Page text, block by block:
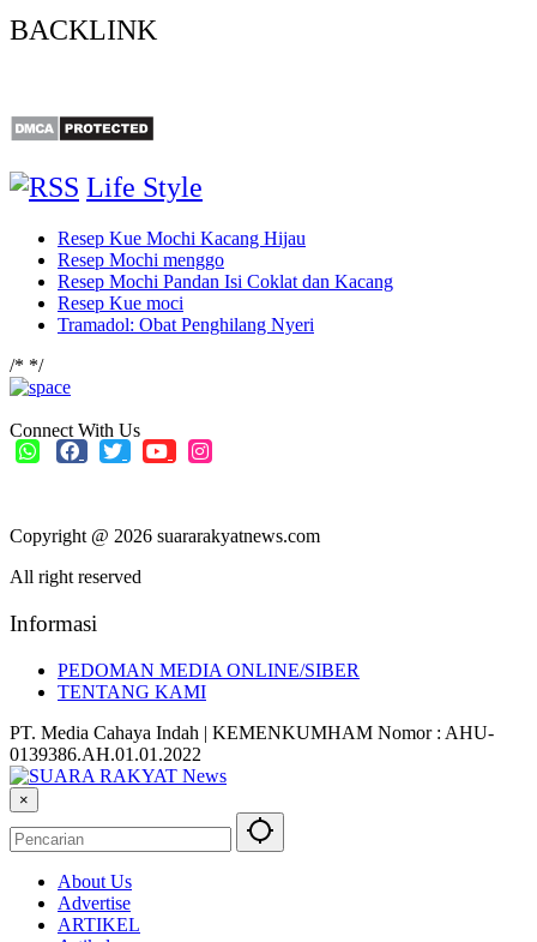
BACKLINK
Life Style
Resep Kue Mochi Kacang Hijau
Resep Mochi menggo
Resep Mochi Pandan Isi Coklat dan Kacang
Resep Kue moci
Tramadol: Obat Penghilang Nyeri
/* */
Connect With Us
Copyright @ 2026 suararakyatnews.com
All right reserved
Informasi
PEDOMAN MEDIA ONLINE/SIBER
TENTANG KAMI
PT. Media Cahaya Indah | KEMENKUMHAM Nomor : AHU-
0139386.AH.01.01.2022
×
About Us
Advertise
ARTIKEL